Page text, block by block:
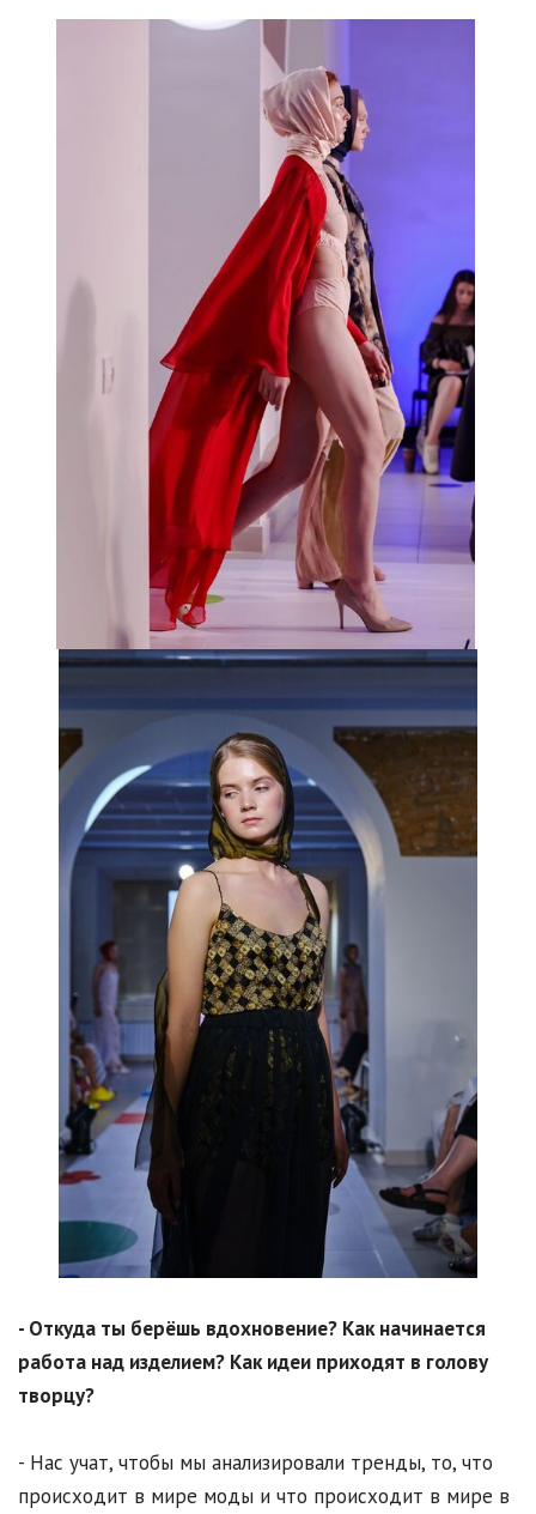
- Откуда ты берёшь вдохновение? Как начинается
работа над изделием? Как идеи приходят в голову
творцу?
- Нас учат, чтобы мы анализировали тренды, то, что
происходит в мире моды и что происходит в мире в